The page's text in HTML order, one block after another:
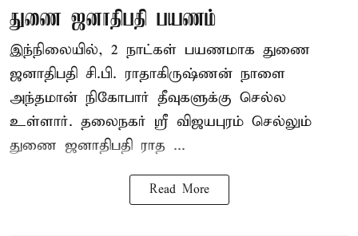
துணை ஜனாதிபதி பயணம்
இந்நிலையில், 2 நாட்கள் பயணமாக துணை
ஜனாதிபதி சி.பி. ராதாகிருஷ்ணன் நாளை
அந்தமான் நிகோபார் தீவுகளுக்கு செல்ல
உள்ளார். தலைநகர் ஸ்ரீ விஜயபுரம் செல்லும்
துணை ஜனாதிபதி ராத ...
Read More